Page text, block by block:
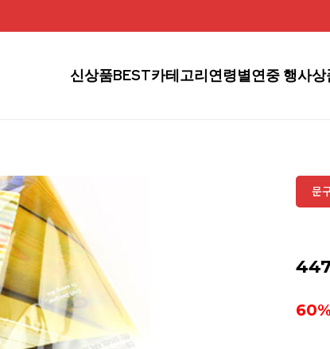
신상품BEST카테고리연령별연중 행사상
문
60%